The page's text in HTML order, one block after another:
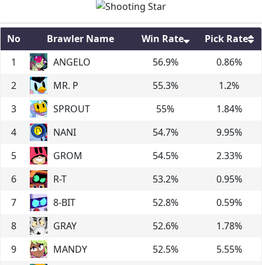
No Brawler Name Win Rate
Pick Rate
1
ANGELO 56.9% 0.86%
2
MR. P 55.3% 1.2%
3
SPROUT 55% 1.84%
4
NANI 54.7% 9.95%
5
GROM 54.5% 2.33%
6
R-T 53.2% 0.95%
7
8-BIT 52.8% 0.59%
8
GRAY 52.6% 1.78%
9
MANDY 52.5% 5.55%